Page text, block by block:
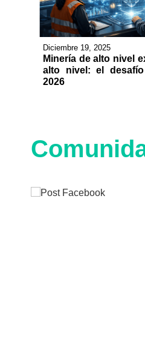
Diciembre 19, 2025
Minería de alto nivel
alto nivel: el
2026